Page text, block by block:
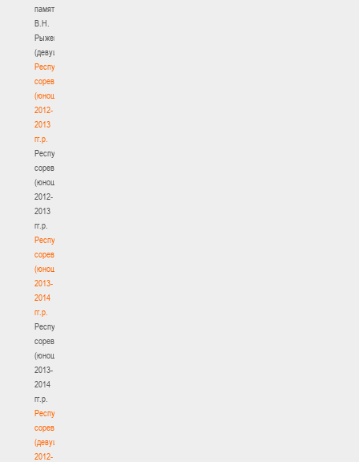
памяти
В.Н.
Рыженкова
(девушки)
Республиканские
соревнования
(юноши)
2012-
2013
гг.р.
Республиканские
соревнования
(юноши)
2012-
2013
гг.р.
Республиканские
соревнования
(юноши)
2013-
2014
гг.р.
Республиканские
соревнования
(юноши)
2013-
2014
гг.р.
Республиканские
соревнования
(девушки)
2012-